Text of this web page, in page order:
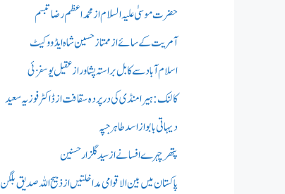
حضرت موسیٰ علیہ السلام از محمد اعظم رضا تبسم
آمریت کے سائے از ممتاز حسین شاہ ایڈووکیٹ
اسلام آباد سے کابل براستہ پشاور از عقیل یوسفزئی
کالنک: ہیرا منڈی کی در پردہ سقافت از ڈاکٹر فوزیہ سعید
دیہاتی بابو از اسد طاہر جپہ
پتھر چہرے افسانے از سید گلزار حسنین
پاکستان میں بین الاقوامی مداخلتیں از ذبیح اللہ صدیق بلگن